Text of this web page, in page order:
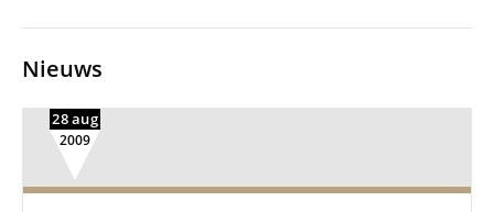
Nieuws
28 aug
2009